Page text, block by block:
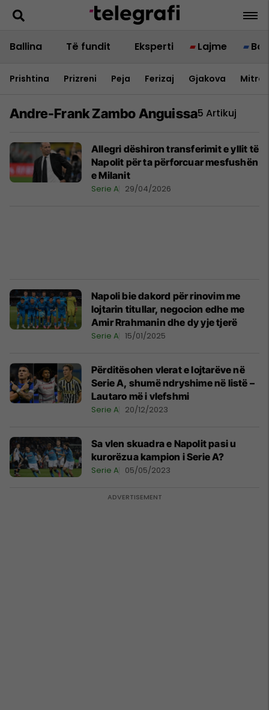
Ballina Të fundit Eksperti Lajme
Prishtina Prizreni Peja Ferizaj Gjakova
Andre-Frank Zambo Anguissa5 Artikuj
Allegri dëshiron transferimit e yllit të
Napolit për ta përforcuar mesfushën
e Milanit
Serie A 29/04/2026
Napoli bie dakord për rinovim me
lojtarin titullar, negocion edhe me
Amir Rrahmanin dhe dy yje tjerë
Serie A 15/01/2025
Përditësohen vlerat e lojtarëve në
Serie A, shumë ndryshime në listë –
Lautaro më i vlefshmi
Serie A 20/12/2023
Sa vlen skuadra e Napolit pasi u
kurorëzua kampion i Serie A?
Serie A 05/05/2023